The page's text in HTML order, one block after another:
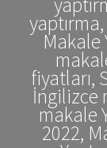
Makale
fiyatları,
İngilizce
makale
2022,